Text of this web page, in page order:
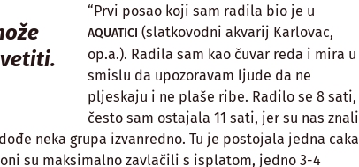
“Prvi posao koji sam radila bio je u
AQUATICI (slatkovodni akvarij Karlovac,
op.a.). Radila sam kao čuvar reda i mira u
smislu da upozoravam ljude da ne
pljeskaju i ne plaše ribe. Radilo se 8 sati,
često sam ostajala 11 sati, jer su nas znali
neka grupa izvanredno. Tu je postojala jedna caka
su maksimalno zavlačili s isplatom, jedno 3-4